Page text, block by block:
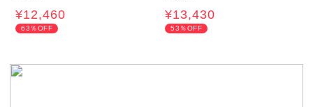
¥12,460
63％OFF
¥13,430
53％OFF